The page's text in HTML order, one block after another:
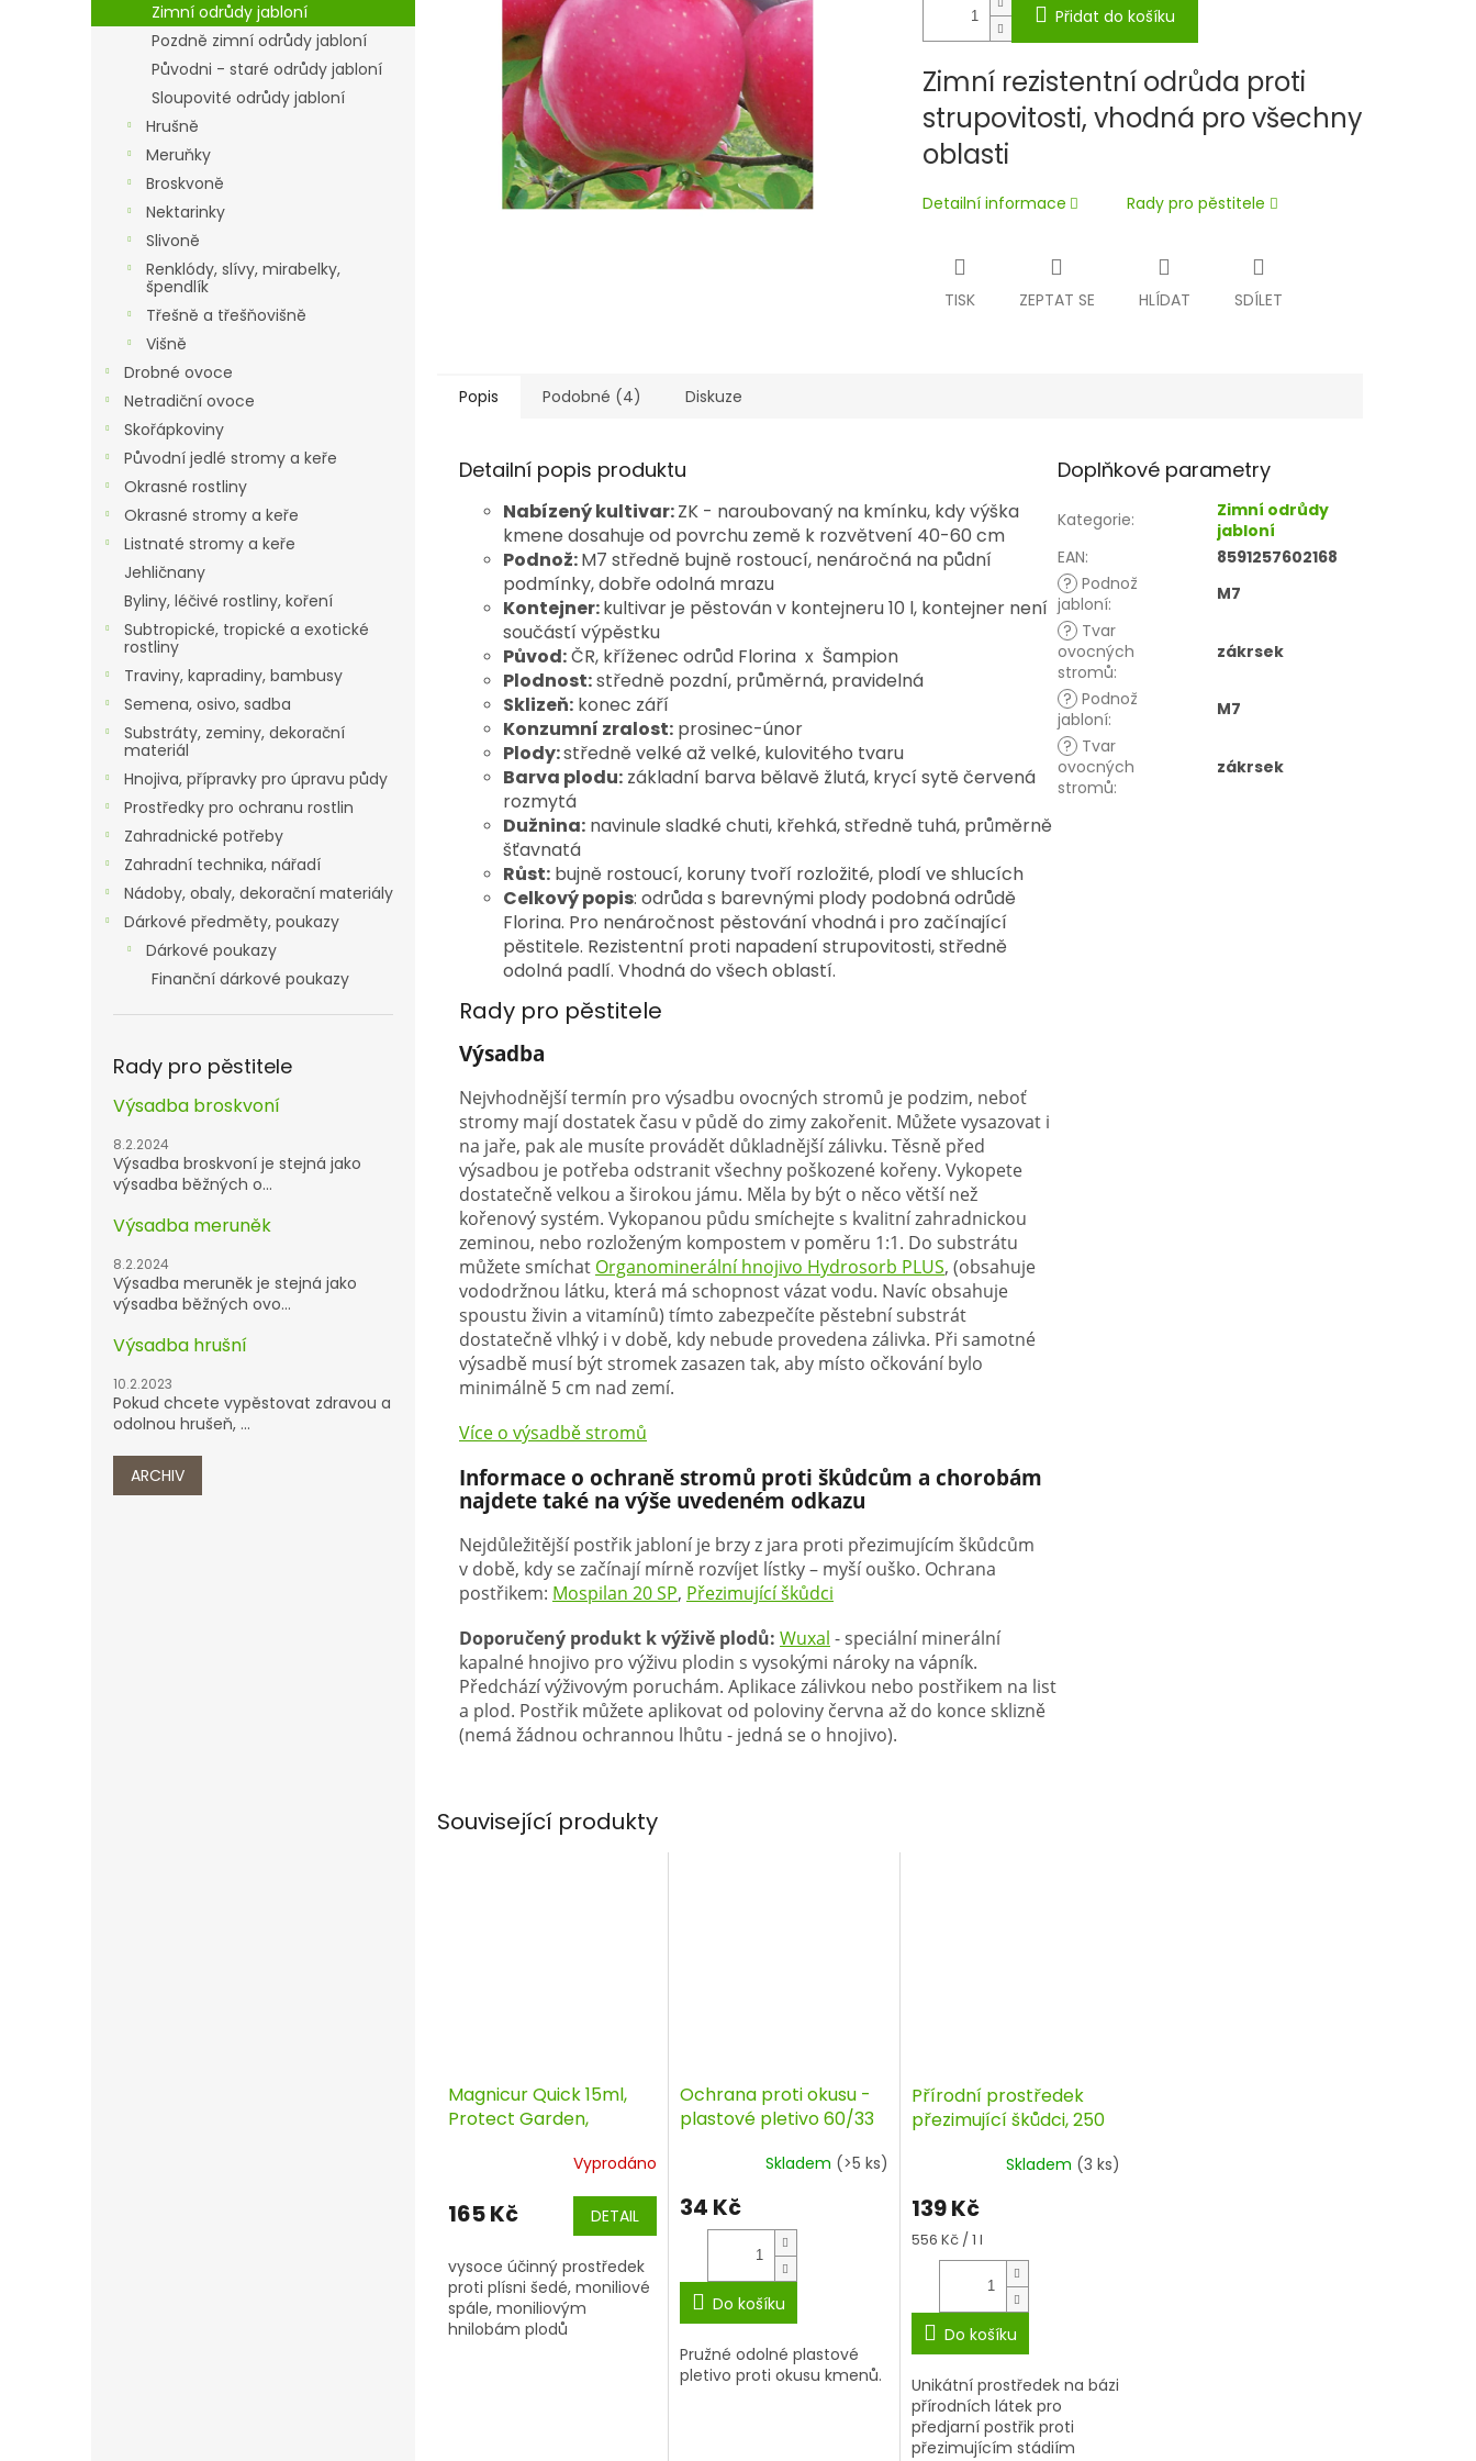
n
Zimní odrůdy jabloní
Pozdně zimní odrůdy jabloní
Původni - staré odrůdy jabloní
Sloupovité odrůdy jabloní
Hrušně
Meruňky
Broskvoně
Nektarinky
Slivoně
Renklódy, slívy, mirabelky,
špendlík
Třešně a třešňovišně
Višně
Drobné ovoce
Netradiční ovoce
Skořápkoviny
Původní jedlé stromy a keře
Okrasné rostliny
Okrasné stromy a keře
Listnaté stromy a keře
Jehličnany
Byliny, léčivé rostliny, koření
Subtropické, tropické a exotické
rostliny
Traviny, kapradiny, bambusy
Semena, osivo, sadba
Substráty, zeminy, dekorační
materiál
Hnojiva, přípravky pro úpravu půdy
Prostředky pro ochranu rostlin
Zahradnické potřeby
Zahradní technika, nářadí
Nádoby, obaly, dekorační materiály
Dárkové předměty, poukazy
Dárkové poukazy
Finanční dárkové poukazy
Rady pro pěstitele
Výsadba broskvoní
8.2.2024
Výsadba broskvoní je stejná jako
výsadba běžných o...
Výsadba meruněk
8.2.2024
Výsadba meruněk je stejná jako
výsadba běžných ovo...
Výsadba hrušní
10.2.2023
Pokud chcete vypěstovat zdravou a
odolnou hrušeň, ...
ARCHIV
Přidat do košíku
Zimní rezistentní odrůda proti
strupovitosti, vhodná pro všechny
oblasti
Detailní informace Rady pro pěstitele
TISK ZEPTAT SE HLÍDAT SDÍLET
Popis Podobné (4) Diskuze
Detailní popis produktu
Nabízený kultivar:ZK - naroubovaný na kmínku, kdy výška
kmene dosahuje od povrchu země k rozvětvení 40-60 cm
Podnož:M7 středně bujně rostoucí, nenáročná na půdní
podmínky, dobře odolná mrazu
Kontejner:kultivar je pěstován v kontejneru 10 l, kontejner není
součástí výpěstku
Původ:ČR, kříženec odrůd Florina x Šampion
Plodnost:středně pozdní, průměrná, pravidelná
Sklizeň: konec září
Konzumní zralost: prosinec-únor
Plody:středně velké až velké, kulovitého tvaru
Barva plodu: základní barva bělavě žlutá, krycí sytě červená
rozmytá
Dužnina: navinule sladké chuti, křehká, středně tuhá, průměrně
šťavnatá
Růst: bujně rostoucí, koruny tvoří rozložité, plodí ve shlucích
Celkový popis: odrůda s barevnými plody podobná odrůdě
Florina. Pro nenáročnost pěstování vhodná i pro začínající
pěstitele. Rezistentní proti napadení strupovitosti, středně
odolná padlí. Vhodná do všech oblastí.
Rady pro pěstitele
Výsadba
Nejvhodnější termín pro výsadbu ovocných stromů je podzim, neboť
stromy mají dostatek času v půdě do zimy zakořenit. Můžete vysazovat i
na jaře, pak ale musíte provádět důkladnější zálivku. Těsně před
výsadbou je potřeba odstranit všechny poškozené kořeny. Vykopete
dostatečně velkou a širokou jámu. Měla by být o něco větší než
kořenový systém. Vykopanou půdu smíchejte s kvalitní zahradnickou
zeminou, nebo rozloženým kompostem v poměru 1:1. Do substrátu
můžete smíchat Organominerální hnojivo Hydrosorb PLUS, (obsahuje
vododržnou látku, která má schopnost vázat vodu. Navíc obsahuje
spoustu živin a vitamínů) tímto zabezpečíte pěstební substrát
dostatečně vlhký i v době, kdy nebude provedena zálivka. Při samotné
výsadbě musí být stromek zasazen tak, aby místo očkování bylo
minimálně 5 cm nad zemí.
Více o výsadbě stromů
Informace o ochraně stromů proti škůdcům a chorobám
najdete také na výše uvedeném odkazu
Nejdůležitější postřik jabloní je brzy z jara proti přezimujícím škůdcům
v době, kdy se začínají mírně rozvíjet lístky – myší ouško. Ochrana
postřikem: Mospilan 20 SP, Přezimující škůdci
Doporučený produkt k výživě plodů: Wuxal - speciální minerální
kapalné hnojivo pro výživu plodin s vysokými nároky na vápník.
Předchází výživovým poruchám. Aplikace zálivkou nebo postřikem na list
a plod. Postřik můžete aplikovat od poloviny června až do konce sklizně
(nemá žádnou ochrannou lhůtu - jedná se o hnojivo).
Doplňkové parametry
Kategorie:
Zimní odrůdy
jabloní
EAN:
8591257602168
? Podnož
jabloní:
M7
? Tvar
ovocných
stromů:
zákrsek
? Podnož
jabloní:
M7
? Tvar
ovocných
stromů:
zákrsek
Související produkty
Magnicur Quick 15ml,
Protect Garden,
Vyprodáno
165 Kč DETAIL
vysoce účinný prostředek
proti plísni šedé, moniliové
spále, moniliovým
hnilobám plodů
Ochrana proti okusu -
plastové pletivo 60/33
Skladem (>5 ks)
34 Kč
Do košíku
Pružné odolné plastové
pletivo proti okusu kmenů.
Přírodní prostředek
přezimující škůdci, 250
Skladem (3 ks)
139 Kč
Měrná
cena:
556 Kč / 1 l
Do košíku
Unikátní prostředek na bázi
přírodních látek pro
předjarní postřik proti
přezimujícím stádiím